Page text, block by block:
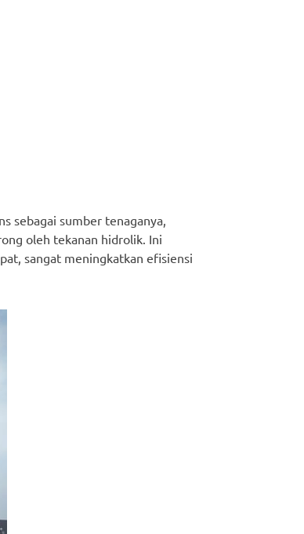
sebagai sumber tenaganya,
oleh tekanan hidrolik. Ini
sangat meningkatkan efisiensi